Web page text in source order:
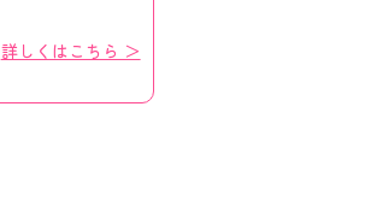
詳しくはこちら ＞